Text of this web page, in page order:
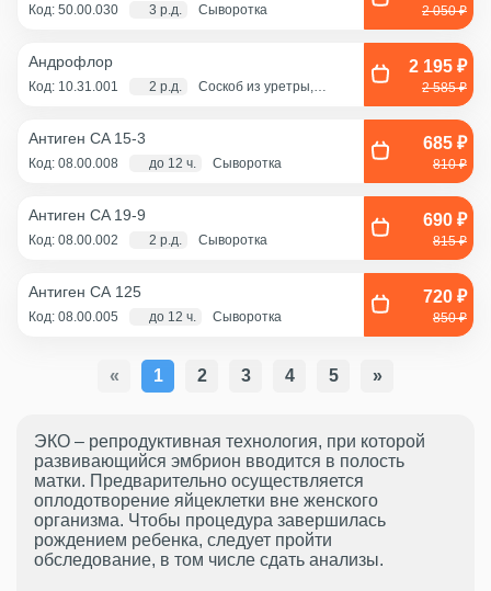
Код: 50.00.030 3 р.д. Сыворотка 2 050 ₽
Андрофлор
Код: 10.31.001 2 р.д.
Соскоб из уретры,
2 195 ₽
2 585 ₽
Антиген CA 15-3
Код: 08.00.008 до 12 ч. Сыворотка
685 ₽
810 ₽
Антиген CA 19-9
Код: 08.00.002 2 р.д. Сыворотка
690 ₽
815 ₽
Антиген СА 125
Код: 08.00.005 до 12 ч. Сыворотка
720 ₽
850 ₽
« 1 2 3 4 5 »
ЭКО – репродуктивная технология, при которой
развивающийся эмбрион вводится в полость
матки. Предварительно осуществляется
оплодотворение яйцеклетки вне женского
организма. Чтобы процедура завершилась
рождением ребенка, следует пройти
обследование, в том числе сдать анализы.